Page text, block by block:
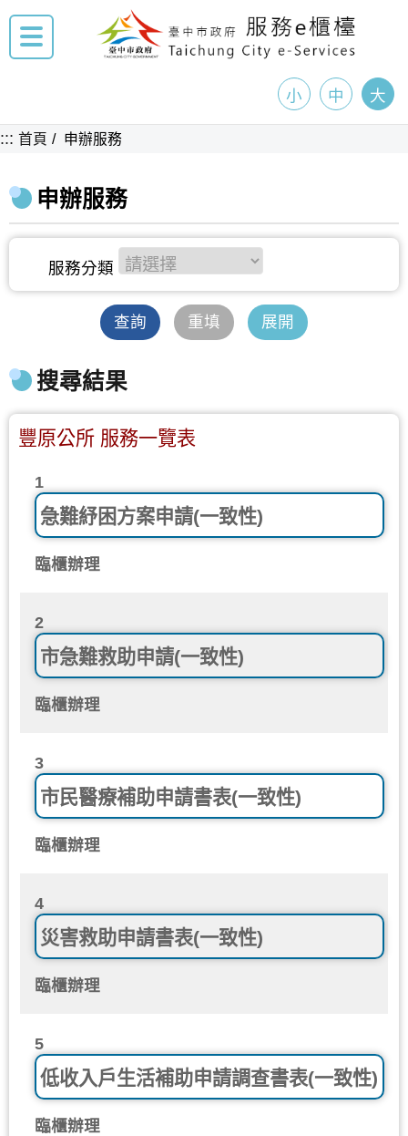
小 中 大
::: 首頁 申辦服務
申辦服務
查詢 重填 展開
搜尋結果
豐原公所 服務一覽表
1
急難紓困方案申請(一致性)
臨櫃辦理
2
市急難救助申請(一致性)
臨櫃辦理
3
市民醫療補助申請書表(一致性)
臨櫃辦理
4
災害救助申請書表(一致性)
臨櫃辦理
5
低收入戶生活補助申請調查書表(一致性)
臨櫃辦理